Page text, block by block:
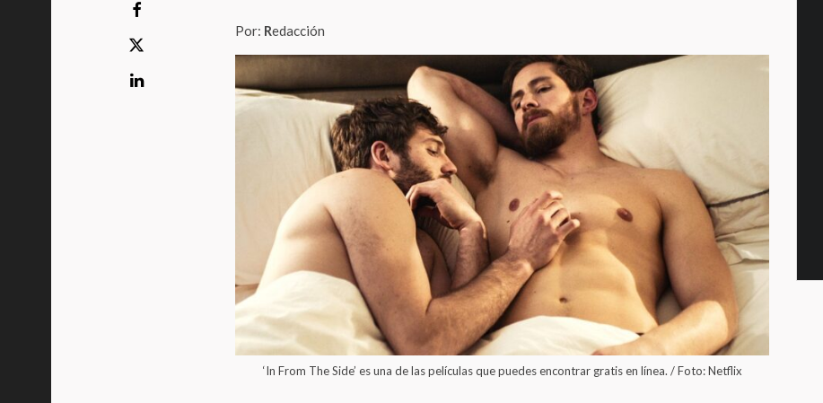
Por: Redacción
‘In From The Side’ es una de las películas que puedes encontrar gratis en línea. / Foto: Netflix